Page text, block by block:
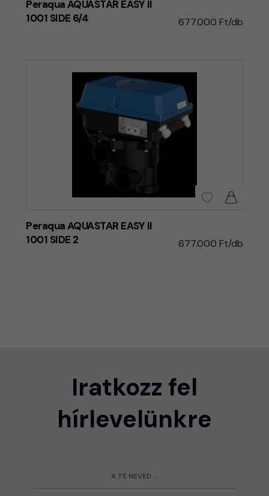
Peraqua AQUASTAR EASY II
1001 SIDE 6/4
677.000 Ft/db
Peraqua AQUASTAR EASY II
1001 SIDE 2
677.000 Ft/db
Iratkozz fel
hírlevelünkre